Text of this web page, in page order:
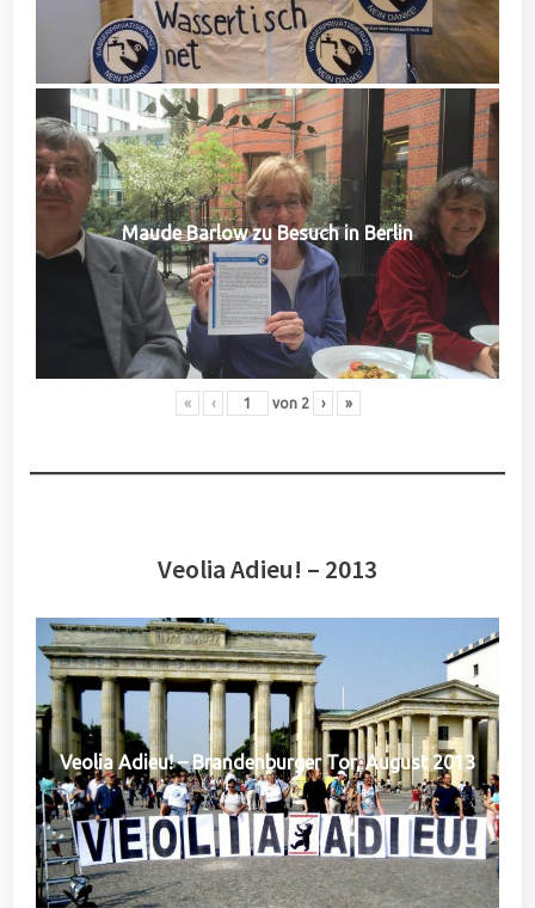
Maude Barlow zu Besuch in Berlin
« ‹ von 2 › »
Veolia Adieu! – 2013
Veolia Adieu! – Brandenburger Tor, August 2013